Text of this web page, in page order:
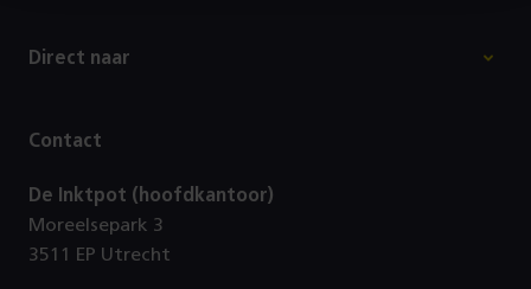
Direct naar
Contact
De Inktpot (hoofdkantoor)
Moreelsepark 3
3511 EP Utrecht